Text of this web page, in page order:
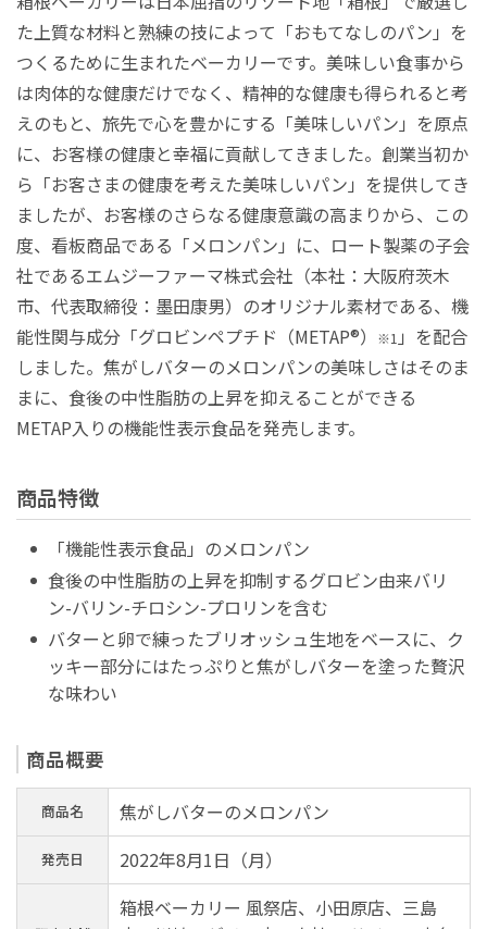
た上質な材料と熟練の技によって「おもてなしのパン」を
つくるために生まれたベーカリーです。美味しい食事から
は肉体的な健康だけでなく、精神的な健康も得られると考
えのもと、旅先で心を豊かにする「美味しいパン」を原点
に、お客様の健康と幸福に貢献してきました。創業当初か
ら「お客さまの健康を考えた美味しいパン」を提供してき
ましたが、お客様のさらなる健康意識の高まりから、この
度、看板商品である「メロンパン」に、ロート製薬の子会
社であるエムジーファーマ株式会社（本社：大阪府茨木
市、代表取締役：墨田康男）のオリジナル素材である、機
能性関与成分「グロビンペプチド（METAP®）
※1 」を配合
しました。焦がしバターのメロンパンの美味しさはそのま
まに、食後の中性脂肪の上昇を抑えることができる
METAP入りの機能性表示食品を発売します。
商品特徴
「機能性表示食品」のメロンパン
食後の中性脂肪の上昇を抑制するグロビン由来バリ
ン-バリン-チロシン-プロリンを含む
バターと卵で練ったブリオッシュ生地をベースに、ク
ッキー部分にはたっぷりと焦がしバターを塗った贅沢
な味わい
商品概要
商品名 焦がしバターのメロンパン
発売日 2022年8月1日（月）
箱根ベーカリー 風祭店、小田原店、三島